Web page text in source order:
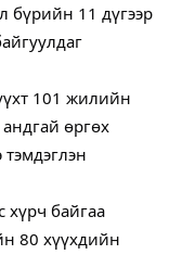
бүрийн 11 дүгээр
101 жилийн
өргөх
хүрч байгаа
80 хүүхдийн